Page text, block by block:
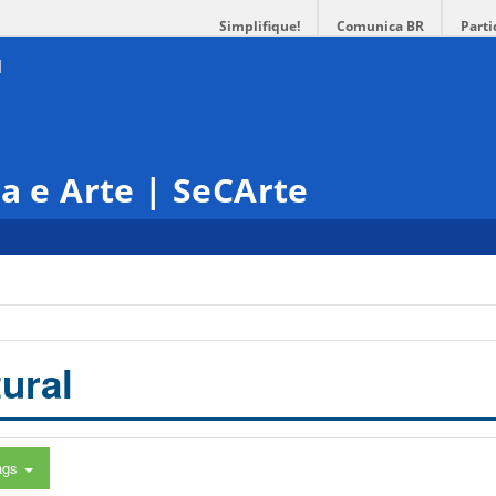
Simplifique! Comunica BR
e Arte | SeCArte